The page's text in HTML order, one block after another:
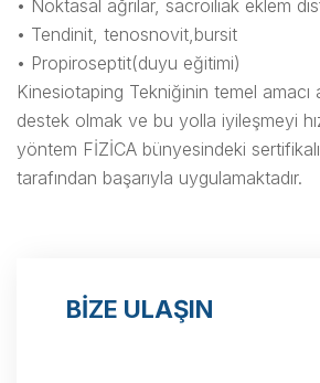
• Noktasal ağrılar, sacroiliak eklem
• Tendinit, tenosnovit,bursit
• Propiroseptit(duyu eğitimi)
Kinesiotaping Tekniğinin temel amacı
destek olmak ve bu yolla iyileşmeyi
yöntem FİZİCA bünyesindeki
tarafından başarıyla uygulamaktadır.
BİZE ULAŞIN